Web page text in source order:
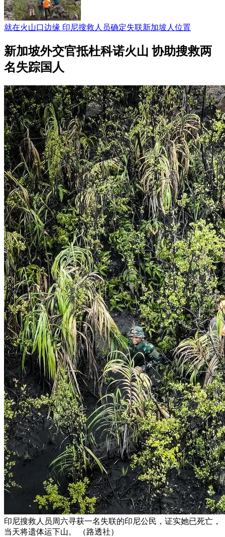
就在火山口边缘 印尼搜救人员确定失联新加坡人位置
新加坡外交官抵杜科诺火山 协助搜救两
名失踪国人
印尼搜救人员周六寻获一名失联的印尼公民，证实她已死亡，
当天将遗体运下山。 （路透社）